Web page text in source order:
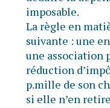
imposable.
La règle en
suivante : une
une association
réduction
p.mille de son
si elle n’en